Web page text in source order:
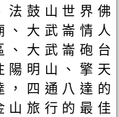
法鼓山世界佛
、大武崙情人
、大武崙砲台
陽明山、擎天
，四通八達的
山旅行的最佳